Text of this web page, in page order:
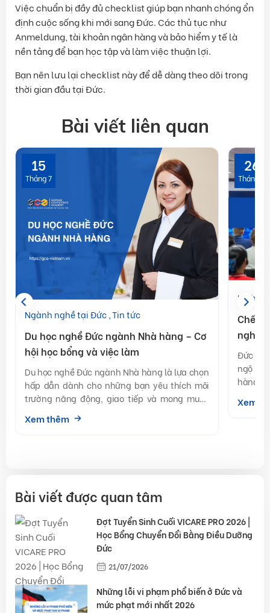
Việc chuẩn bị đầy đủ checklist giúp bạn nhanh chóng ổn
định cuộc sống khi mới sang Đức. Các thủ tục như
Anmeldung, tài khoản ngân hàng và bảo hiểm y tế là
nền tảng để bạn học tập và làm việc thuận lợi.
Bạn nên lưu lại checklist này để dễ dàng theo dõi trong
thời gian đầu tại Đức.
Bài viết liên quan
15
Tháng 7
Ngành nghề tại Đức Tin tức
Du học nghề Đức ngành Nhà hàng – Cơ
hội học bổng và việc làm
Du học nghề Đức ngành Nhà hàng là lựa chọn
hấp dẫn dành cho những bạn yêu thích môi
trường năng động, giao tiếp và mong muốn
Xem thêm
26
Tháng 6
Kinh
Chế
nghề
Đức là
ngộ
hàng
Xem
Bài viết được quan tâm
Đợt Tuyển Sinh Cuối VICARE PRO 2026 |
Học Bổng Chuyển Đổi Bằng Điều Dưỡng
Đức
21/07/2026
Những lỗi vi phạm phổ biến ở Đức và
mức phạt mới nhất 2026